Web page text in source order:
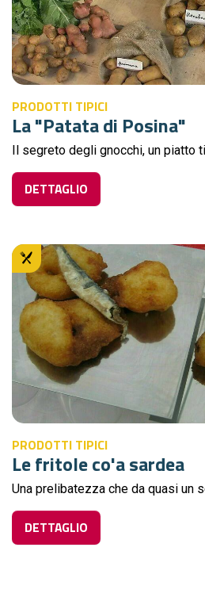
PRODOTTI TIPICI
La "Patata di Posina"
Il segreto degli gnocchi, un piatto
DETTAGLIO
PRODOTTI TIPICI
Le fritole co'a sardea
Una prelibatezza che da quasi un
DETTAGLIO